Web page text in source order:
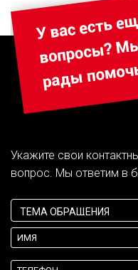
Укажите свои
вопрос. Мы ответим в